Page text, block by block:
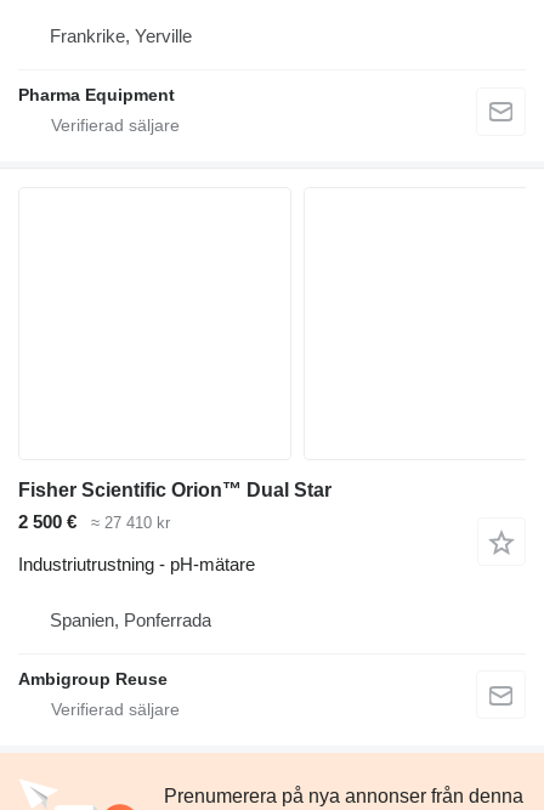
Frankrike, Yerville
Pharma Equipment
Fisher Scientific Orion™ Dual Star
2 500 €
≈ 27 410 kr
Industriutrustning - pH-mätare
Spanien, Ponferrada
Ambigroup Reuse
Prenumerera på nya annonser från denna